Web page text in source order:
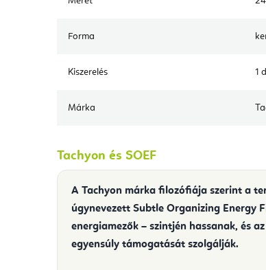
Forma
Kiszerelés 1
Márka
Tachyon és SOEF
A Tachyon márka filozófiája szerint a
úgynevezett Subtle Organizing Energy
energiamezők – szintjén hassanak, és
egyensúly támogatását szolgálják.